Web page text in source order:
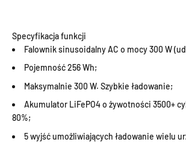
Specyfikacja funkcji
Falownik sinusoidalny AC o mocy 300 W
Pojemność 256 Wh;
Maksymalnie 300 W. Szybkie ładowanie;
Akumulator LiFePO4 o żywotności 3500+
80%;
5 wyjść umożliwiających ładowanie wielu